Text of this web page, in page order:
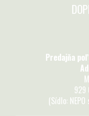
Predajňa
929
(Sídlo: